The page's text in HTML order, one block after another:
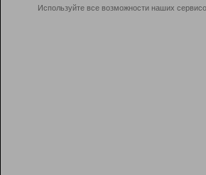
Используйте все возможности наших